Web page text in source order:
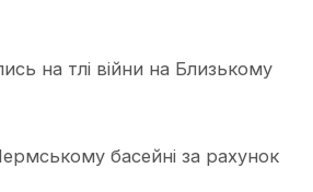
на тлі війни на Близькому
басейні за рахунок